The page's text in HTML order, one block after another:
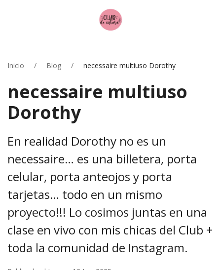
Inicio Blog necessaire multiuso Dorothy
necessaire multiuso
Dorothy
En realidad Dorothy no es un
necessaire… es una billetera, porta
celular, porta anteojos y porta
tarjetas… todo en un mismo
proyecto!!! Lo cosimos juntas en una
clase en vivo con mis chicas del Club +
toda la comunidad de Instagram.